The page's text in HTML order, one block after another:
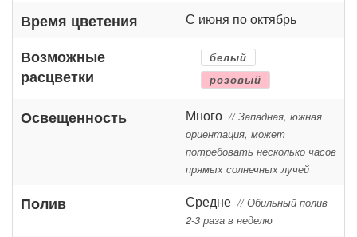
Время цветения С июня по октябрь
Возможные
расцветки
белый
розовый
Освещенность Много // Западная, южная
ориентация, может
потребовать несколько часов
прямых солнечных лучей
Полив Средне // Обильный полив
2-3 раза в неделю